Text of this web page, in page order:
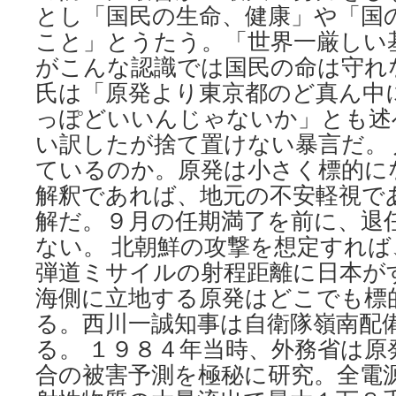
とし「国民の生命、健康」や「
こと」とうたう。「世界一厳し
がこんな認識では国民の命は守
氏は「原発より東京都のど真ん
っぽどいいんじゃないか」とも
い訳したが捨て置けない暴言だ
ているのか。原発は小さく標的
解釈であれば、地元の不安軽視
解だ。９月の任期満了を前に、
ない。 北朝鮮の攻撃を想定すれ
弾道ミサイルの射程距離に日本
海側に立地する原発はどこでも
る。西川一誠知事は自衛隊嶺南配
る。 １９８４年当時、外務省は
合の被害予測を極秘に研究。全電